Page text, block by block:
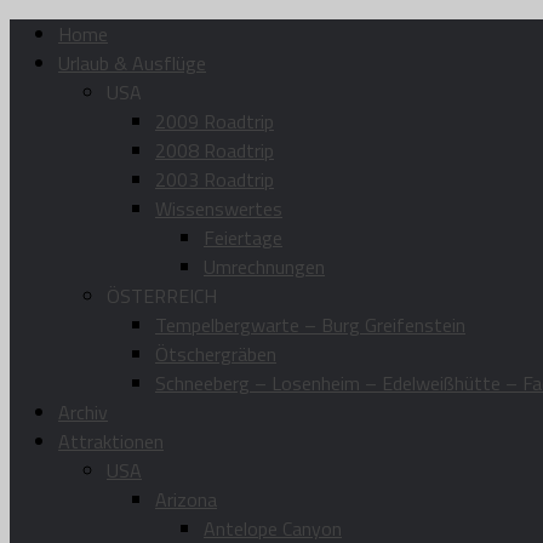
Home
Urlaub & Ausflüge
USA
2009 Roadtrip
2008 Roadtrip
2003 Roadtrip
Wissenswertes
Feiertage
Umrechnungen
ÖSTERREICH
Tempelbergwarte – Burg Greifenstein
Ötschergräben
Schneeberg – Losenheim – Edelweißhütte –
Archiv
Attraktionen
USA
Arizona
Antelope Canyon